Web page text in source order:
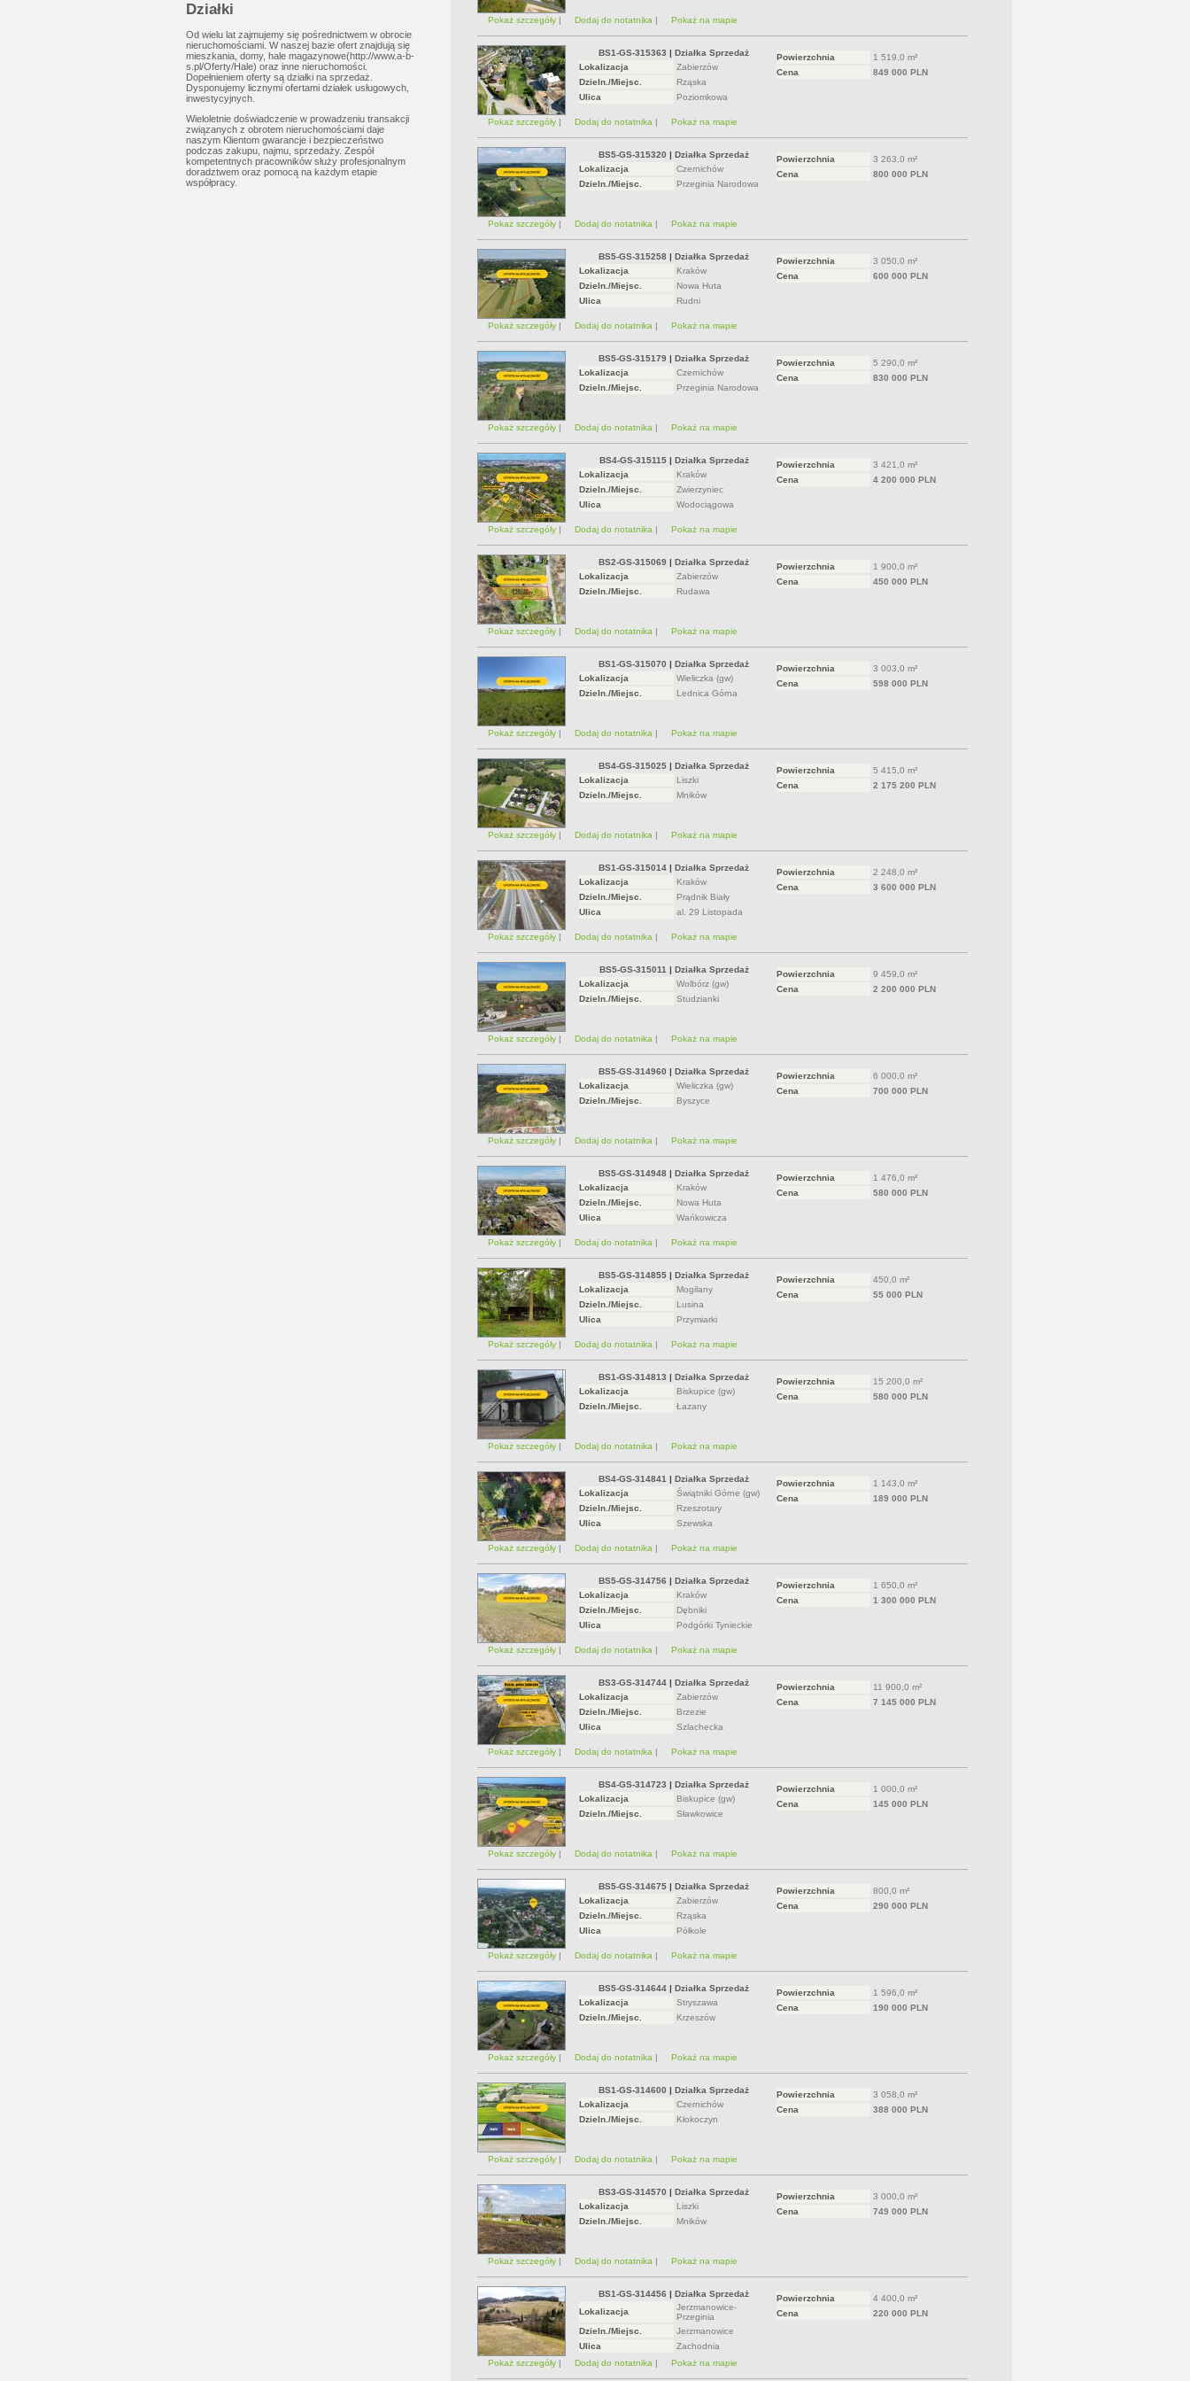
Działki
Od wielu lat zajmujemy się pośrednictwem w obrocie
nieruchomościami. W naszej bazie ofert znajdują się
mieszkania, domy, hale magazynowe(http://www.a-b-
s.pl/Oferty/Hale) oraz inne nieruchomości.
Dopełnieniem oferty są działki na sprzedaż.
Dysponujemy licznymi ofertami działek usługowych,
inwestycyjnych.
Wieloletnie doświadczenie w prowadzeniu transakcji
związanych z obrotem nieruchomościami daje
naszym Klientom gwarancje i bezpieczeństwo
podczas zakupu, najmu, sprzedaży. Zespół
kompetentnych pracowników służy profesjonalnym
doradztwem oraz pomocą na każdym etapie
współpracy.
Pokaż szczegóły | Dodaj do notatnika | Pokaż na mapie
BS1-GS-315363 | Działka Sprzedaż
Lokalizacja
Zabierzów
Dzieln./Miejsc.
Rząska
Ulica
Poziomkowa
Powierzchnia
1 519,0 m²
Cena
849 000 PLN
Pokaż szczegóły | Dodaj do notatnika | Pokaż na mapie
BS5-GS-315320 | Działka Sprzedaż
Lokalizacja
Czernichów
Dzieln./Miejsc.
Przeginia Narodowa
Powierzchnia
3 263,0 m²
Cena
800 000 PLN
Pokaż szczegóły | Dodaj do notatnika | Pokaż na mapie
BS5-GS-315258 | Działka Sprzedaż
Lokalizacja
Kraków
Dzieln./Miejsc.
Nowa Huta
Ulica
Rudni
Powierzchnia
3 050,0 m²
Cena
600 000 PLN
Pokaż szczegóły | Dodaj do notatnika | Pokaż na mapie
BS5-GS-315179 | Działka Sprzedaż
Lokalizacja
Czernichów
Dzieln./Miejsc.
Przeginia Narodowa
Powierzchnia
5 290,0 m²
Cena
830 000 PLN
Pokaż szczegóły | Dodaj do notatnika | Pokaż na mapie
BS4-GS-315115| Działka Sprzedaż
Lokalizacja
Kraków
Dzieln./Miejsc.
Zwierzyniec
Ulica
Wodociągowa
Powierzchnia
3 421,0 m²
Cena
4 200 000 PLN
Pokaż szczegóły | Dodaj do notatnika | Pokaż na mapie
BS2-GS-315069 | Działka Sprzedaż
Lokalizacja
Zabierzów
Dzieln./Miejsc.
Rudawa
Powierzchnia
1 900,0 m²
Cena
450 000 PLN
Pokaż szczegóły | Dodaj do notatnika | Pokaż na mapie
BS1-GS-315070 | Działka Sprzedaż
Lokalizacja
Wieliczka (gw)
Dzieln./Miejsc.
Lednica Górna
Powierzchnia
3 003,0 m²
Cena
598 000 PLN
Pokaż szczegóły | Dodaj do notatnika | Pokaż na mapie
BS4-GS-315025 | Działka Sprzedaż
Lokalizacja
Liszki
Dzieln./Miejsc.
Mników
Powierzchnia
5 415,0 m²
Cena
2 175 200 PLN
Pokaż szczegóły | Dodaj do notatnika | Pokaż na mapie
BS1-GS-315014 | Działka Sprzedaż
Lokalizacja
Kraków
Dzieln./Miejsc.
Prądnik Biały
Ulica
al. 29 Listopada
Powierzchnia
2 248,0 m²
Cena
3 600 000 PLN
Pokaż szczegóły | Dodaj do notatnika | Pokaż na mapie
BS5-GS-315011 | Działka Sprzedaż
Lokalizacja
Wolbórz (gw)
Dzieln./Miejsc.
Studzianki
Powierzchnia
9 459,0 m²
Cena
2 200 000 PLN
Pokaż szczegóły | Dodaj do notatnika | Pokaż na mapie
BS5-GS-314960 | Działka Sprzedaż
Lokalizacja
Wieliczka (gw)
Dzieln./Miejsc.
Byszyce
Powierzchnia
6 000,0 m²
Cena
700 000 PLN
Pokaż szczegóły | Dodaj do notatnika | Pokaż na mapie
BS5-GS-314948 | Działka Sprzedaż
Lokalizacja
Kraków
Dzieln./Miejsc.
Nowa Huta
Ulica
Wańkowicza
Powierzchnia
1 476,0 m²
Cena
580 000 PLN
Pokaż szczegóły | Dodaj do notatnika | Pokaż na mapie
BS5-GS-314855 | Działka Sprzedaż
Lokalizacja
Mogilany
Dzieln./Miejsc.
Lusina
Ulica
Przymiarki
Powierzchnia
450,0 m²
Cena
55 000 PLN
Pokaż szczegóły | Dodaj do notatnika | Pokaż na mapie
BS1-GS-314813 | Działka Sprzedaż
Lokalizacja
Biskupice (gw)
Dzieln./Miejsc.
Łazany
Powierzchnia
15 200,0 m²
Cena
580 000 PLN
Pokaż szczegóły | Dodaj do notatnika | Pokaż na mapie
BS4-GS-314841 | Działka Sprzedaż
Lokalizacja
Świątniki Górne (gw)
Dzieln./Miejsc.
Rzeszotary
Ulica
Szewska
Powierzchnia
1 143,0 m²
Cena
189 000 PLN
Pokaż szczegóły | Dodaj do notatnika | Pokaż na mapie
BS5-GS-314756 | Działka Sprzedaż
Lokalizacja
Kraków
Dzieln./Miejsc.
Dębniki
Ulica
Podgórki Tynieckie
Powierzchnia
1 650,0 m²
Cena
1 300 000 PLN
Pokaż szczegóły | Dodaj do notatnika | Pokaż na mapie
BS3-GS-314744 | Działka Sprzedaż
Lokalizacja
Zabierzów
Dzieln./Miejsc.
Brzezie
Ulica
Szlachecka
Powierzchnia
11 900,0 m²
Cena
7 145 000 PLN
Pokaż szczegóły | Dodaj do notatnika | Pokaż na mapie
BS4-GS-314723 | Działka Sprzedaż
Lokalizacja
Biskupice (gw)
Dzieln./Miejsc.
Sławkowice
Powierzchnia
1 000,0 m²
Cena
145 000 PLN
Pokaż szczegóły | Dodaj do notatnika | Pokaż na mapie
BS5-GS-314675 | Działka Sprzedaż
Lokalizacja
Zabierzów
Dzieln./Miejsc.
Rząska
Ulica
Półkole
Powierzchnia
800,0 m²
Cena
290 000 PLN
Pokaż szczegóły | Dodaj do notatnika | Pokaż na mapie
BS5-GS-314644 | Działka Sprzedaż
Lokalizacja
Stryszawa
Dzieln./Miejsc.
Krzeszów
Powierzchnia
1 596,0 m²
Cena
190 000 PLN
Pokaż szczegóły | Dodaj do notatnika | Pokaż na mapie
BS1-GS-314600 | Działka Sprzedaż
Lokalizacja
Czernichów
Dzieln./Miejsc.
Kłokoczyn
Powierzchnia
3 058,0 m²
Cena
388 000 PLN
Pokaż szczegóły | Dodaj do notatnika | Pokaż na mapie
BS3-GS-314570 | Działka Sprzedaż
Lokalizacja
Liszki
Dzieln./Miejsc.
Mników
Powierzchnia
3 000,0 m²
Cena
749 000 PLN
Pokaż szczegóły | Dodaj do notatnika | Pokaż na mapie
BS1-GS-314456 | Działka Sprzedaż
Lokalizacja
Jerzmanowice-
Przeginia
Dzieln./Miejsc.
Jerzmanowice
Ulica
Zachodnia
Powierzchnia
4 400,0 m²
Cena
220 000 PLN
Pokaż szczegóły | Dodaj do notatnika | Pokaż na mapie